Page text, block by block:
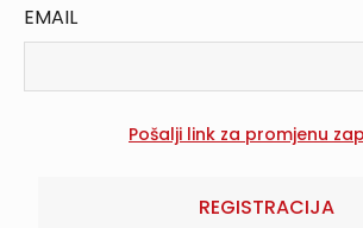
EMAIL
REGISTRACIJA